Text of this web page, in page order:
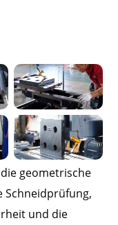
geometrische
Schneidprüfung,
und die